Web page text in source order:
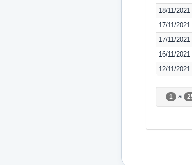
18/11/
17/11/
17/11/
16/11/
12/11/
1 a